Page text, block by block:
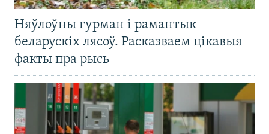
Няўлоўны гурман і рамантык
беларускіх лясоў. Расказваем цікавыя
факты пра рысь